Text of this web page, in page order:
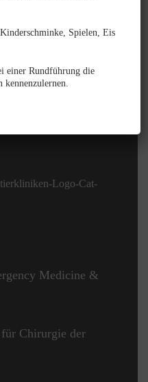
für Veterinärdermatologie
Dermatology
Medicine &
Chirurgie der
Spielen, Eis
einer Rundführung die